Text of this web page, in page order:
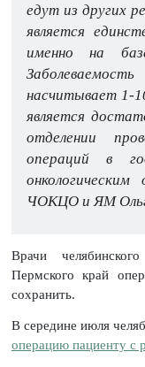
едут из других
является
именно на
насчитывает 1-
является
отделении
операций в
онкологическим
ЧОКЦО и ЯМ
Врачи
Пермского край
сохранить.
В середине июля
операцию пациенту с